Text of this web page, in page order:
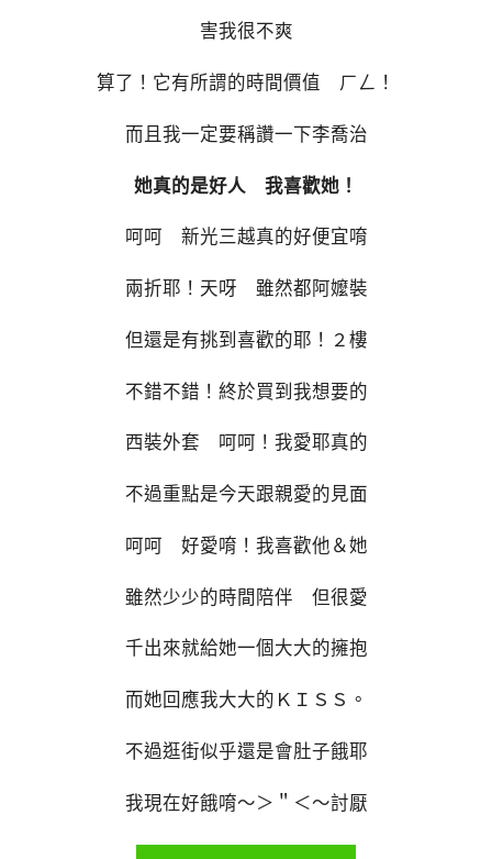
害我很不爽
算了！它有所謂的時間價值 ㄏㄥ！
而且我一定要稱讚一下李喬治
她真的是好人 我喜歡她！
呵呵 新光三越真的好便宜唷
兩折耶！天呀 雖然都阿嬤裝
但還是有挑到喜歡的耶！２樓
不錯不錯！終於買到我想要的
西裝外套 呵呵！我愛耶真的
不過重點是今天跟親愛的見面
呵呵 好愛唷！我喜歡他＆她
雖然少少的時間陪伴 但很愛
千出來就給她一個大大的擁抱
而她回應我大大的ＫＩＳＳ。
不過逛街似乎還是會肚子餓耶
我現在好餓唷～＞＂＜～討厭